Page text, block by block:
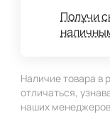
Получи
Наличие товара в
отличаться,
наших